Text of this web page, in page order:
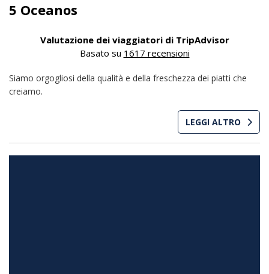
5 Oceanos
Valutazione dei viaggiatori di TripAdvisor
Basato su 1617 recensioni
Siamo orgogliosi della qualità e della freschezza dei piatti che
creiamo.
LEGGI ALTRO